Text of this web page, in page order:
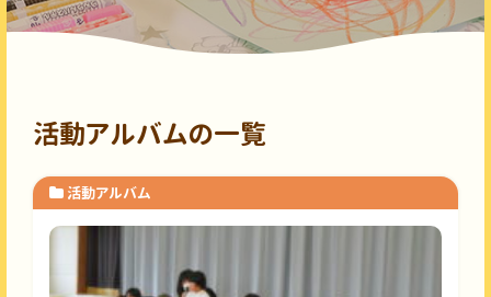
活動アルバムの一覧
活動アルバム